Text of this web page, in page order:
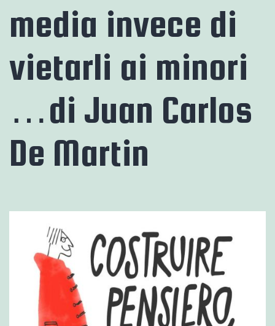
media invece di
vietarli ai minori
…di Juan Carlos
De Martin